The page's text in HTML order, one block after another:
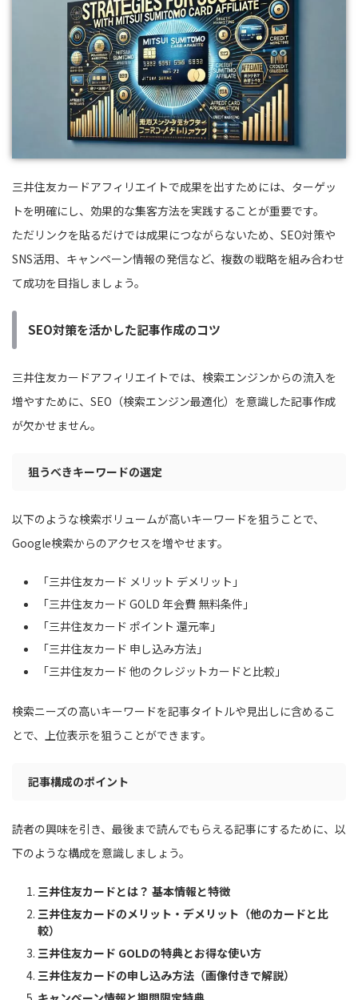
三井住友カードアフィリエイトで成果を出すためには、ターゲッ
トを明確にし、効果的な集客方法を実践することが重要です。
ただリンクを貼るだけでは成果につながらないため、SEO対策や
SNS活用、キャンペーン情報の発信など、複数の戦略を組み合わせ
て成功を目指しましょう。
SEO対策を活かした記事作成のコツ
三井住友カードアフィリエイトでは、検索エンジンからの流入を
増やすために、SEO（検索エンジン最適化）を意識した記事作成
が欠かせません。
狙うべきキーワードの選定
以下のような検索ボリュームが高いキーワードを狙うことで、
Google検索からのアクセスを増やせます。
「三井住友カード メリット デメリット」
「三井住友カード GOLD 年会費 無料条件」
「三井住友カード ポイント 還元率」
「三井住友カード 申し込み方法」
「三井住友カード 他のクレジットカードと比較」
検索ニーズの高いキーワードを記事タイトルや見出しに含めるこ
とで、上位表示を狙うことができます。
記事構成のポイント
読者の興味を引き、最後まで読んでもらえる記事にするために、以
下のような構成を意識しましょう。
三井住友カードとは？ 基本情報と特徴
三井住友カードのメリット・デメリット（他のカードと比
較）
三井住友カード GOLDの特典とお得な使い方
三井住友カードの申し込み方法（画像付きで解説）